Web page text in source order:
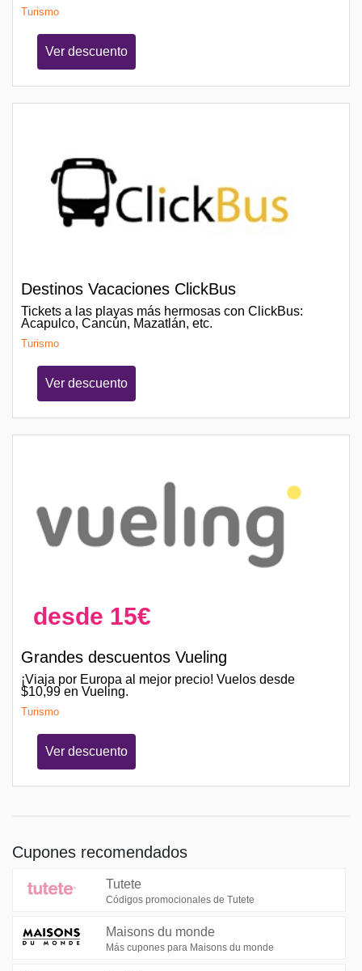
Turismo
Ver descuento
Destinos Vacaciones ClickBus
Tickets a las playas más hermosas con ClickBus:
Acapulco, Cancún, Mazatlán, etc.
Turismo
Ver descuento
desde 15€
Grandes descuentos Vueling
¡Viaja por Europa al mejor precio! Vuelos desde
$10,99 en Vueling.
Turismo
Ver descuento
Cupones recomendados
Tutete
Códigos promocionales de Tutete
Maisons du monde
Más cupones para Maisons du monde